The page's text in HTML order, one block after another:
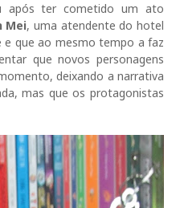
após ter cometido um ato
Mei, uma atendente do hotel
que ao mesmo tempo a faz
que novos personagens
deixando a narrativa
mas que os protagonistas